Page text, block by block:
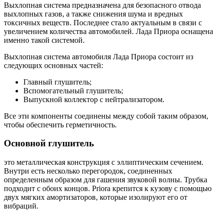
Выхлопная система предназначена для безопасного отвода
выхлопных газов, а также снижения шума и вредных
токсичных веществ. Последнее стало актуальным в связи с
увеличением количества автомобилей. Лада Приора оснащена
именно такой системой.
Выхлопная система автомобиля Лада Приора состоит из
следующих основных частей:
Главный глушитель;
Вспомогательный глушитель;
Выпускной коллектор с нейтрализатором.
Все эти компоненты соединены между собой таким образом,
чтобы обеспечить герметичность.
Основной глушитель
это металлическая конструкция с эллиптическим сечением.
Внутри есть несколько перегородок, соединенных
определенным образом для гашения звуковой волны. Трубка
подходит с обоих концов. Priora крепится к кузову с помощью
двух мягких амортизаторов, которые изолируют его от
вибраций.